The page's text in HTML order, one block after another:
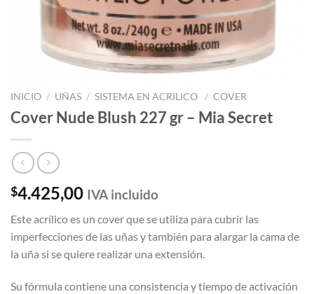
INICIO / UÑAS / SISTEMA EN ACRILICO / COVER
Cover Nude Blush 227 gr – Mia Secret
$4.425,00 IVA incluido
Este acrílico es un cover que se utiliza para cubrir las
imperfecciones de las uñas y también para alargar la cama de
la uña si se quiere realizar una extensión.
Su fórmula contiene una consistencia y tiempo de activación